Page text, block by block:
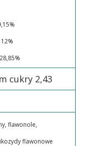
cukry 2,43
flawonole,
flawonowe